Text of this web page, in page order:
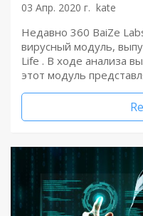
03 Апр. 2020 г. kate
Недавно 360 BaiZe
вирусный модуль,
Life . В ходе анализа
этот модуль